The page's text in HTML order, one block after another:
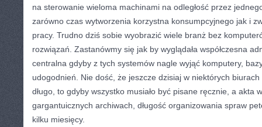
na sterowanie wieloma machinami na odległość przez
zarówno czas wytworzenia korzystna konsumpcyjnego jak i
pracy. Trudno dziś sobie wyobrazić wiele branż bez
rozwiązań. Zastanówmy się jak by wyglądała współczesna
centralna gdyby z tych systemów nagle wyjąć komputery,
udogodnień. Nie dość, że jeszcze dzisiaj w niektórych biurach
długo, to gdyby wszystko musiało być pisane ręcznie, a akta
gargantuicznych archiwach, długość organizowania spraw
kilku miesięcy.